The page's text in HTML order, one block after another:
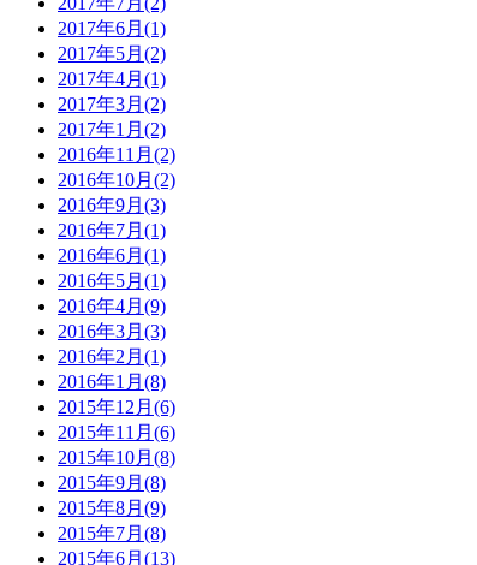
2017年6月(1)
2017年5月(2)
2017年4月(1)
2017年3月(2)
2017年1月(2)
2016年11月(2)
2016年10月(2)
2016年9月(3)
2016年7月(1)
2016年6月(1)
2016年5月(1)
2016年4月(9)
2016年3月(3)
2016年2月(1)
2016年1月(8)
2015年12月(6)
2015年11月(6)
2015年10月(8)
2015年9月(8)
2015年8月(9)
2015年7月(8)
2015年6月(13)